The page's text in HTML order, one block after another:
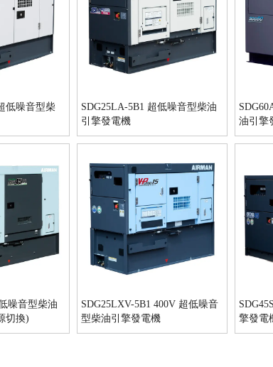
低噪音型柴
SDG25LA-5B1 超低噪音型柴油
引擎發電機
油引擎
噪音型柴油
切換)
SDG25LXV-5B1 400V 超低噪音
型柴油引擎發電機
擎發電